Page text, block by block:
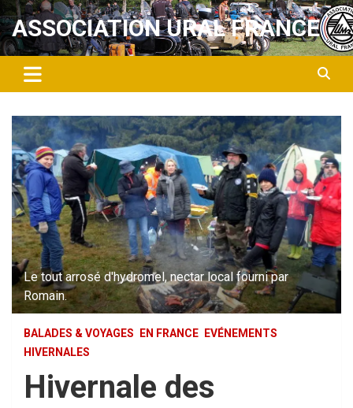
Aller
au
contenu
ASSOCIATION URAL FRANCE
Le tout arrosé d'hydromel, nectar local fourni par
Romain.
BALADES & VOYAGES EN FRANCE
EVÉNEMENTS
HIVERNALES
Hivernale des